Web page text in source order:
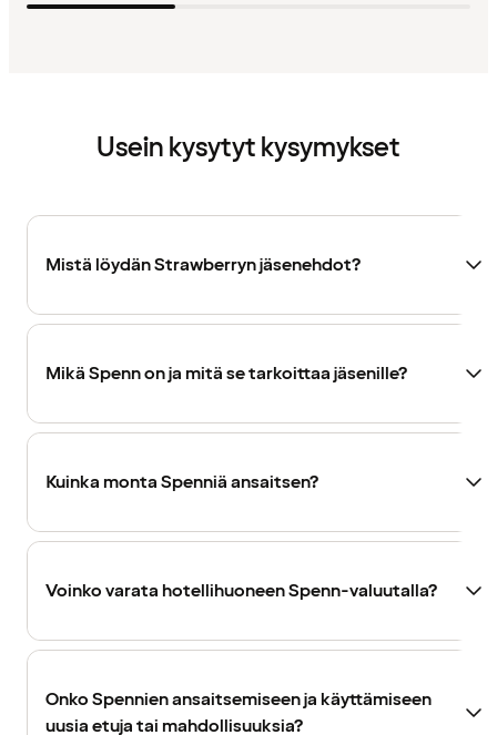
Usein kysytyt kysymykset
Mistä löydän Strawberryn jäsenehdot?
Mikä Spenn on ja mitä se tarkoittaa jäsenille?
Kuinka monta Spenniä ansaitsen?
Voinko varata hotellihuoneen Spenn-valuutalla?
Onko Spennien ansaitsemiseen ja käyttämiseen
uusia etuja tai mahdollisuuksia?